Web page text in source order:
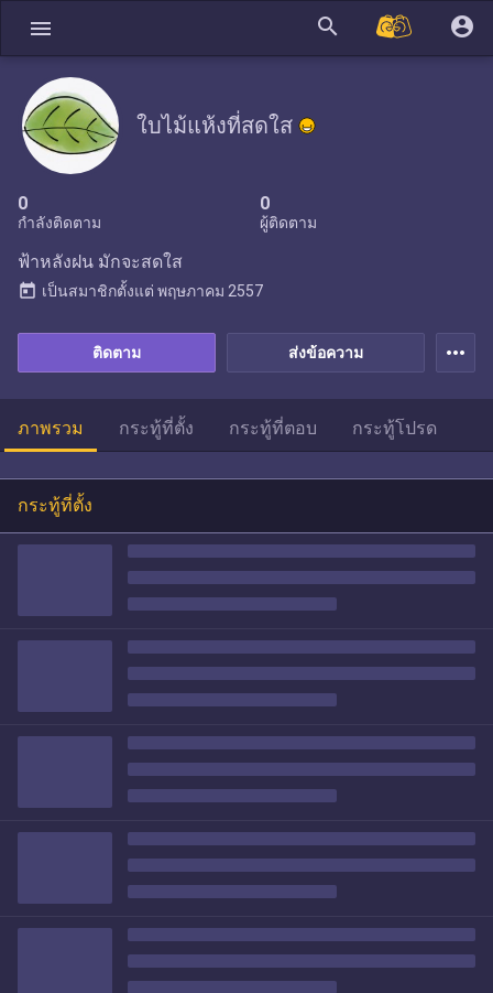
menu search account_circle
ใบไม้แห้งที่สดใส
0
กำลังติดตาม
0
ผู้ติดตาม
ส่งข้อความ
ติดตาม
ฟ้าหลังฝน มักจะสดใส
today เป็นสมาชิกตั้งแต่ พฤษภาคม 2557
more_horiz
ภาพรวม กระทู้ที่ตั้ง กระทู้ที่ตอบ กระทู้โปรด
กระทู้ที่ตั้ง